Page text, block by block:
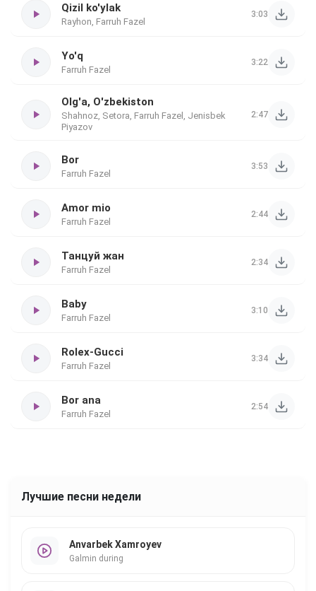
Qizil ko'ylak
Rayhon, Farruh Fazel
3:03
Yo'q
Farruh Fazel
3:22
Olg'a, O'zbekiston
Shahnoz, Setora, Farruh Fazel, Jenisbek
Piyazov
2:47
Bor
Farruh Fazel
3:53
Amor mio
Farruh Fazel
2:44
Танцуй жан
Farruh Fazel
2:34
Baby
Farruh Fazel
3:10
Rolex-Gucci
Farruh Fazel
3:34
Bor ana
Farruh Fazel
2:54
Лучшие песни недели
Anvarbek Xamroyev
Galmin during